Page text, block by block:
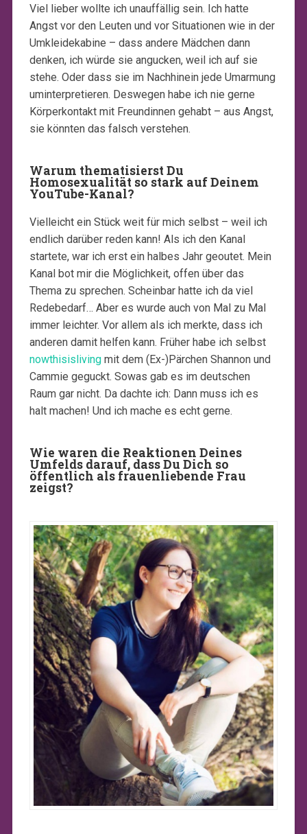
Viel lieber wollte ich unauffällig sein. Ich hatte
Angst vor den Leuten und vor Situationen wie in der
Umkleidekabine – dass andere Mädchen dann
denken, ich würde sie angucken, weil ich auf sie
stehe. Oder dass sie im Nachhinein jede Umarmung
uminterpretieren. Deswegen habe ich nie gerne
Körperkontakt mit Freundinnen gehabt – aus Angst,
sie könnten das falsch verstehen.
Warum thematisierst Du
Homosexualität so stark auf Deinem
YouTube-Kanal?
Vielleicht ein Stück weit für mich selbst – weil ich
endlich darüber reden kann! Als ich den Kanal
startete, war ich erst ein halbes Jahr geoutet. Mein
Kanal bot mir die Möglichkeit, offen über das
Thema zu sprechen. Scheinbar hatte ich da viel
Redebedarf… Aber es wurde auch von Mal zu Mal
immer leichter. Vor allem als ich merkte, dass ich
anderen damit helfen kann. Früher habe ich selbst
nowthisislivingmit dem (Ex-)Pärchen Shannon und
Cammie geguckt. Sowas gab es im deutschen
Raum gar nicht. Da dachte ich: Dann muss ich es
halt machen! Und ich mache es echt gerne.
Wie waren die Reaktionen Deines
Umfelds darauf, dass Du Dich so
öffentlich als frauenliebende Frau
zeigst?